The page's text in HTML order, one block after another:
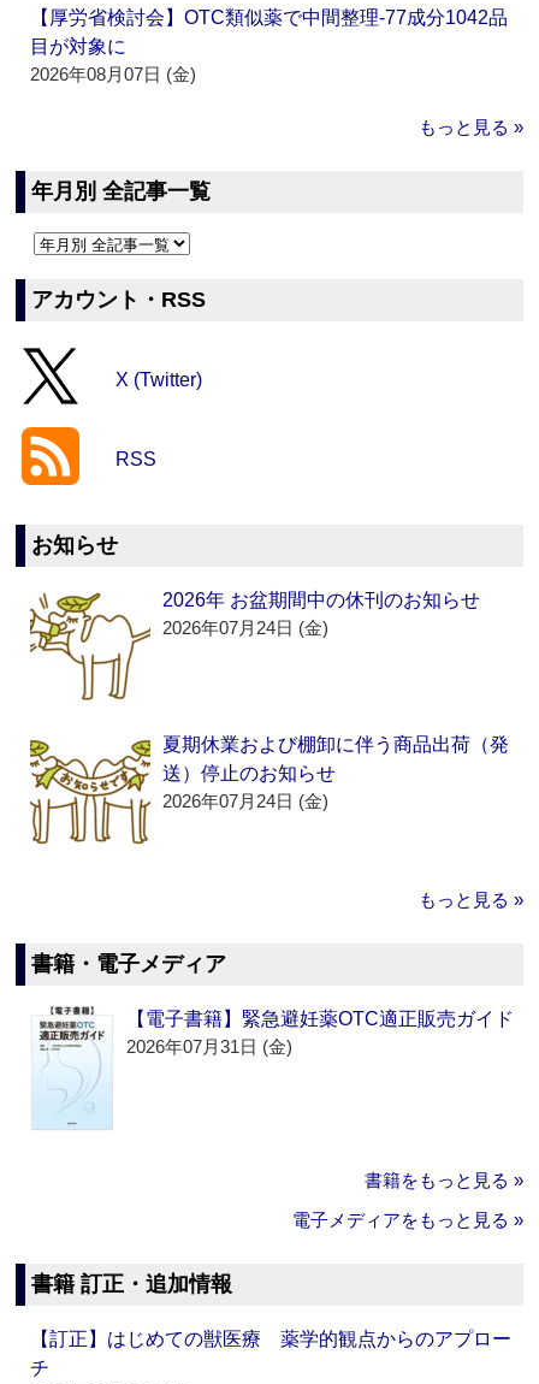
【厚労省検討会】OTC類似薬で中間整理‐77成分1042品
目が対象に
2026年08月07日 (金)
もっと見る »
年月別 全記事一覧
アカウント・RSS
X (Twitter)
RSS
お知らせ
2026年 お盆期間中の休刊のお知らせ
2026年07月24日 (金)
夏期休業および棚卸に伴う商品出荷（発
送）停止のお知らせ
2026年07月24日 (金)
もっと見る »
書籍・電子メディア
【電子書籍】緊急避妊薬OTC適正販売ガイド
2026年07月31日 (金)
書籍をもっと見る »
電子メディアをもっと見る »
書籍 訂正・追加情報
【訂正】はじめての獣医療 薬学的観点からのアプロー
チ